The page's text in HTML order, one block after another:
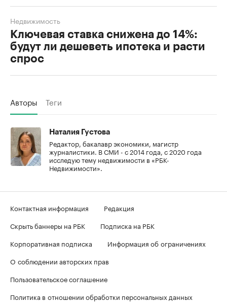
Ключевая ставка снижена до 14%:
будут ли дешеветь ипотека и расти
спрос
Недвижимость
Авторы Теги
Наталия Густова
Редактор, бакалавр экономики, магистр
журналистики. В СМИ - с 2014 года, с 2020 года
исследую тему недвижимости в «РБК-
Недвижимости».
Контактная информация
Редакция
Скрыть баннеры на РБК
Подписка на РБК
Корпоративная подписка
Информация об ограничениях
О соблюдении авторских прав
Пользовательское соглашение
Политика в отношении обработки персональных данных